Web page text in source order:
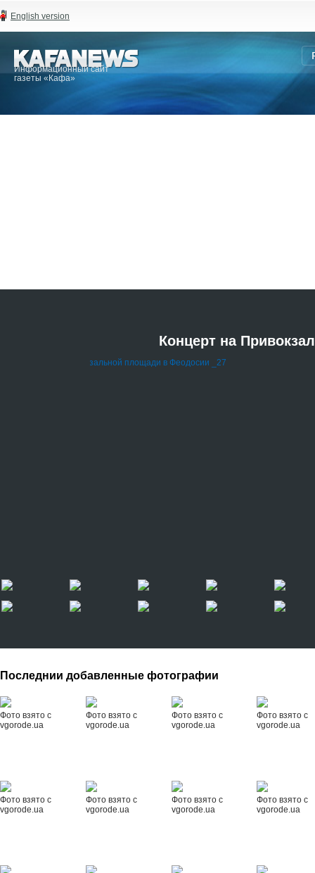
English version
Информационный сайт
газеты «Кафа»
Концерт на
Последнии добавленные фотографии
Фото взято с
vgorode.ua
Фото взято с
vgorode.ua
Фото взято с
vgorode.ua
Фото взято с
vgorode.ua
Фото взято с
vgorode.ua
Фото взято с
vgorode.ua
Фото взято с
vgorode.ua
Фото взято с
vgorode.ua